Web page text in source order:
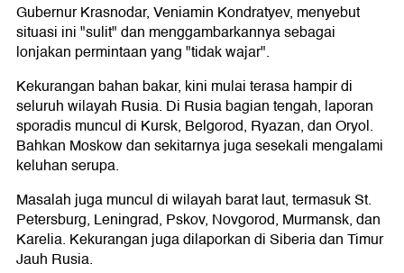
Gubernur Krasnodar, Veniamin Kondratyev, menyebut
situasi ini "sulit" dan menggambarkannya sebagai
lonjakan permintaan yang "tidak wajar".
Kekurangan bahan bakar, kini mulai terasa hampir di
seluruh wilayah Rusia. Di Rusia bagian tengah, laporan
sporadis muncul di Kursk, Belgorod, Ryazan, dan Oryol.
Bahkan Moskow dan sekitarnya juga sesekali mengalami
keluhan serupa.
Masalah juga muncul di wilayah barat laut, termasuk St.
Petersburg, Leningrad, Pskov, Novgorod, Murmansk, dan
Karelia. Kekurangan juga dilaporkan di Siberia dan Timur
Jauh Rusia.